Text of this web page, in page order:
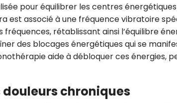
pour équilibrer les centres
est associé à une fréquence vibratoire
rétablissant ainsi l’équilibre
des blocages énergétiques qui se
aide à débloquer ces énergies,
chroniques